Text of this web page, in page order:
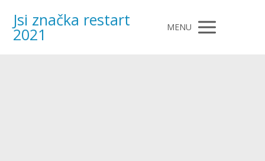
Jsi značka restart
2021 MENU